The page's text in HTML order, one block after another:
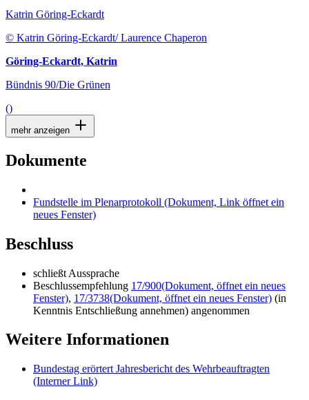
Katrin Göring-Eckardt
© Katrin Göring-Eckardt/ Laurence Chaperon
Göring-Eckardt, Katrin
Bündnis 90/Die Grünen
()
mehr anzeigen
Dokumente
Fundstelle im Plenarprotokoll (Dokument, Link öffnet ein
neues Fenster)
Beschluss
schließt Aussprache
Beschlussempfehlung 17/900(Dokument, öffnet ein neues
Fenster), 17/3738(Dokument, öffnet ein neues Fenster) (in
Kenntnis Entschließung annehmen) angenommen
Weitere Informationen
Bundestag erörtert Jahresbericht des Wehrbeauftragten
(Interner Link)